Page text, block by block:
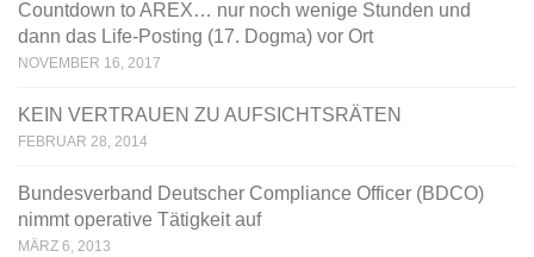
Countdown to AREX… nur noch wenige Stunden und
dann das Life-Posting (17. Dogma) vor Ort
NOVEMBER 16, 2017
KEIN VERTRAUEN ZU AUFSICHTSRÄTEN
FEBRUAR 28, 2014
Bundesverband Deutscher Compliance Officer (BDCO)
nimmt operative Tätigkeit auf
MÄRZ 6, 2013